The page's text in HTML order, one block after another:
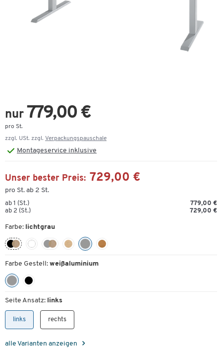
nur 779,00 €
pro St.
zzgl. USt. zzgl. Verpackungspauschale
Montageservice inklusive
Unser bester Preis: 729,00 €
pro St. ab 2 St.
ab 1 (St.)
779,00 €
ab 2 (St.)
729,00 €
Farbe: lichtgrau
Farbe Gestell: weißaluminium
Seite Ansatz: links
links rechts
alle Varianten anzeigen